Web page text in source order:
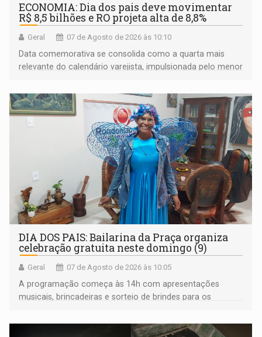
ECONOMIA: Dia dos pais deve movimentar
R$ 8,5 bilhões e RO projeta alta de 8,8%
Geral 07 de Agosto de 2026 às 10:10
Data comemorativa se consolida como a quarta mais
relevante do calendário varejista, impulsionada pelo menor
média do trabalhador
DIA DOS PAIS: Bailarina da Praça organiza
celebração gratuita neste domingo (9)
Geral 07 de Agosto de 2026 às 10:05
A programação começa às 14h com apresentações
musicais, brincadeiras e sorteio de brindes para os
bolo e canto de parabéns dedicado aos pais